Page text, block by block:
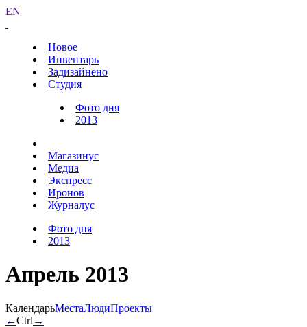
EN
Новое
Инвентарь
Задизайнено
Студия
Фото дня
2013
Магазинус
Медиа
Экспресс
Иронов
Журналус
Фото дня
2013
Апрель 2013
КалендарьМестаЛюдиПроекты
←Ctrl →